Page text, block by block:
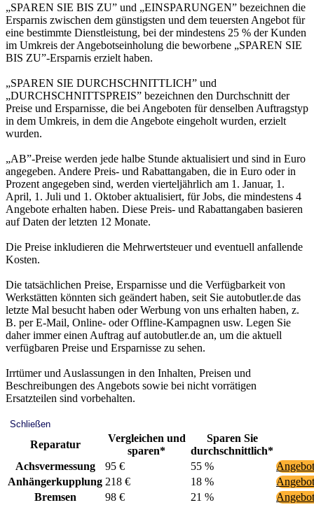
„SPAREN SIE BIS ZU” und „EINSPARUNGEN” bezeichnen die
Ersparnis zwischen dem günstigsten und dem teuersten Angebot für
eine bestimmte Dienstleistung, bei der mindestens 25 % der Kunden
im Umkreis der Angebotseinholung die beworbene „SPAREN SIE
BIS ZU”-Ersparnis erzielt haben.
„SPAREN SIE DURCHSCHNITTLICH” und
„DURCHSCHNITTSPREIS” bezeichnen den Durchschnitt der
Preise und Ersparnisse, die bei Angeboten für denselben Auftragstyp
in dem Umkreis, in dem die Angebote eingeholt wurden, erzielt
wurden.
„AB”-Preise werden jede halbe Stunde aktualisiert und sind in Euro
angegeben. Andere Preis- und Rabattangaben, die in Euro oder in
Prozent angegeben sind, werden vierteljährlich am 1. Januar, 1.
April, 1. Juli und 1. Oktober aktualisiert, für Jobs, die mindestens 4
Angebote erhalten haben. Diese Preis- und Rabattangaben basieren
auf Daten der letzten 12 Monate.
Die Preise inkludieren die Mehrwertsteuer und eventuell anfallende
Kosten.
Die tatsächlichen Preise, Ersparnisse und die Verfügbarkeit von
Werkstätten könnten sich geändert haben, seit Sie autobutler.de das
letzte Mal besucht haben oder Werbung von uns erhalten haben, z.
B. per E-Mail, Online- oder Offline-Kampagnen usw. Legen Sie
daher immer einen Auftrag auf autobutler.de an, um die aktuell
verfügbaren Preise und Ersparnisse zu sehen.
Irrtümer und Auslassungen in den Inhalten, Preisen und
Beschreibungen des Angebots sowie bei nicht vorrätigen
Ersatzteilen sind vorbehalten.
Schließen
Reparatur
Vergleichen und
sparen*
Sparen Sie
durchschnittlich*
Achsvermessung
95 € 55 %
Anhängerkupplung 218 € 18 %
Bremsen
98 € 21 %